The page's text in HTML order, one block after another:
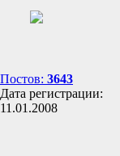
Постов: 3643
Дата регистрации:
11.01.2008